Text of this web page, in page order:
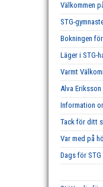
Välkommen
STG-
Bokningen
Läger i STG-
Varmt
Alva
Information
Tack för ditt
Var med på
Dags för STG